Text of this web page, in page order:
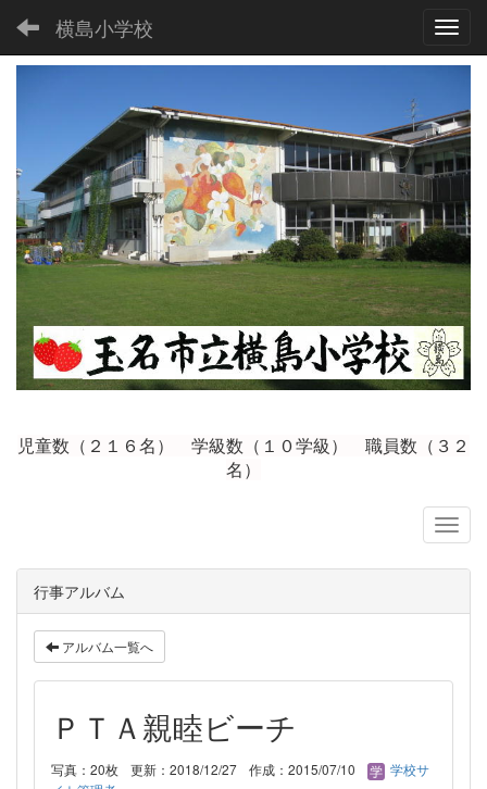
横島小学校
児童数（２１６名） 学級数（１０学級） 職員数（３２
名）
行事アルバム
アルバム一覧へ
ＰＴＡ親睦ビーチ
写真：20枚 更新：2018/12/27 作成：2015/07/10
学校サ